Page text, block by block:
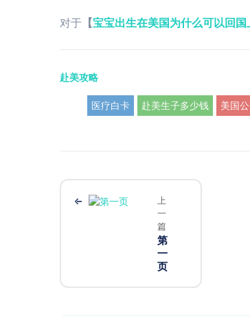
对于 【宝宝出生在美国为什么可以回国
赴美攻略
医疗白卡 赴美生子多少钱 美国
上
一
篇
第
一
页